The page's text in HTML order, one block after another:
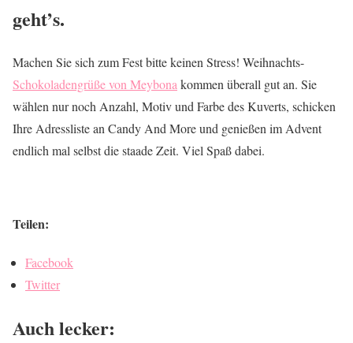
geht’s.
Machen Sie sich zum Fest bitte keinen Stress! Weihnachts-
Schokoladengrüße von Meybona kommen überall gut an. Sie
wählen nur noch Anzahl, Motiv und Farbe des Kuverts, schicken
Ihre Adressliste an Candy And More und genießen im Advent
endlich mal selbst die staade Zeit. Viel Spaß dabei.
Teilen:
Facebook
Twitter
Auch lecker: